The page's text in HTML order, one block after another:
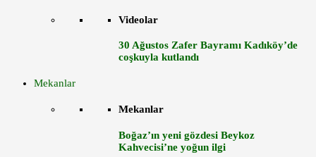
Videolar
30 Ağustos Zafer Bayramı Kadıköy’de
coşkuyla kutlandı
Mekanlar
Mekanlar
Boğaz’ın yeni gözdesi Beykoz
Kahvecisi’ne yoğun ilgi